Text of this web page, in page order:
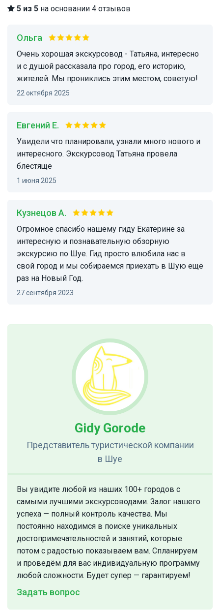
5 из 5 на основании 4 отзывов
Ольга
Очень хорошая экскурсовод - Татьяна, интересно
и с душой рассказала про город, его историю,
жителей. Мы прониклись этим местом, советую!
22 октября 2025
Евгений Е.
Увидели что планировали, узнали много нового и
интересного. Экскурсовод Татьяна провела
блестяще
1 июня 2025
Кузнецов А.
Огромное спасибо нашему гиду Екатерине за
интересную и познавательную обзорную
экскурсию по Шуе. Гид просто влюбила нас в
свой город и мы собираемся приехать в Шую ещё
раз на Новый Год.
27 сентября 2023
Gidy Gorode
Представитель туристической компании
в Шуе
Вы увидите любой из наших 100+ городов с
самыми лучшими экскурсоводами. Залог нашего
успеха — полный контроль качества. Мы
постоянно находимся в поиске уникальных
достопримечательностей и занятий, которые
потом с радостью показываем вам. Спланируем
и проведём для вас индивидуальную программу
любой сложности. Будет супер — гарантируем!
Задать вопрос